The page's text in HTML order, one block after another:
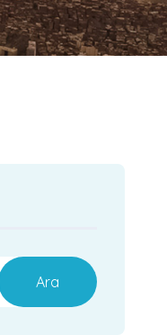
Ara